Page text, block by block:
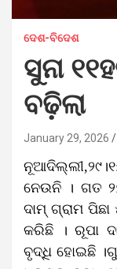
ଦେଶ-ବିଦେଶ
ସୁନା
ବଢ଼ିଲା
January 29, 2026
ନେଉନି । ଗତ
ଦାମ୍ ଗ୍ରାମ
କରିଛି । ରୂପା
ବୃଦ୍ଧି ହୋଇଛି